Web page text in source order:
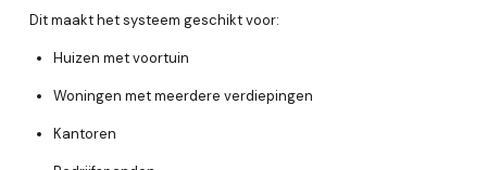
Dit maakt het systeem geschikt voor:
Huizen met voortuin
Woningen met meerdere verdiepingen
Kantoren